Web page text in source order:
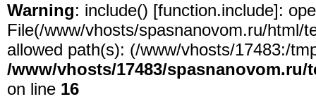
Warning: include() [function.include]:
File(/www/vhosts/spasnanovom.ru/html/
allowed path(s): (/www/vhosts/17483:/
/www/vhosts/17483/
on line 16